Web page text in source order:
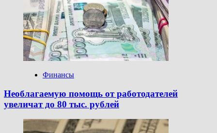
Финансы
Необлагаемую помощь от работодателей
увеличат до 80 тыс. рублей